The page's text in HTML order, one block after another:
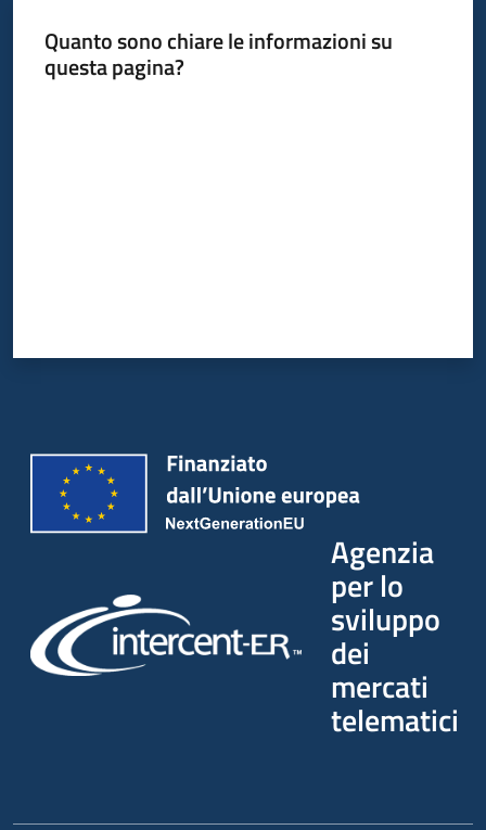
Quanto sono chiare le informazioni su
questa pagina?
Agenzia
per lo
sviluppo
dei
mercati
telematici